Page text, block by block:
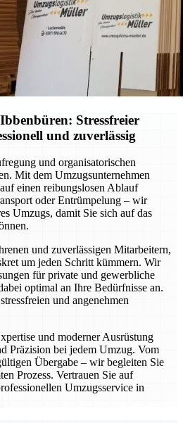
Stressfreier
und zuverlässig
und organisatorischen
Mit dem Umzugsunternehmen
einen reibungslosen Ablauf
oder Entrümpelung – wir
Umzugs, damit Sie sich auf das
und zuverlässigen Mitarbeitern,
um jeden Schritt kümmern. Wir
für private und gewerbliche
optimal an Ihre Bedürfnisse an.
und angenehmen
und moderner Ausrüstung
Präzision bei jedem Umzug. Vom
Übergabe – wir begleiten Sie
Prozess. Vertrauen Sie auf
Umzugsservice in